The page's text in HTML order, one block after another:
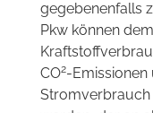
gegebenenfalls
Pkw können
CO2-Emissionen